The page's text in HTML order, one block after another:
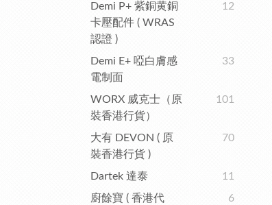
Demi P+ 紫銅黄銅
卡壓配件 ( WRAS
認證 )
12
Demi E+ 啞白膚感
電制面
33
WORX 威克士（原
裝香港行貨）
101
大有 DEVON ( 原
裝香港行貨 )
70
Dartek 達泰
11
廚餘寶 ( 香港代
6